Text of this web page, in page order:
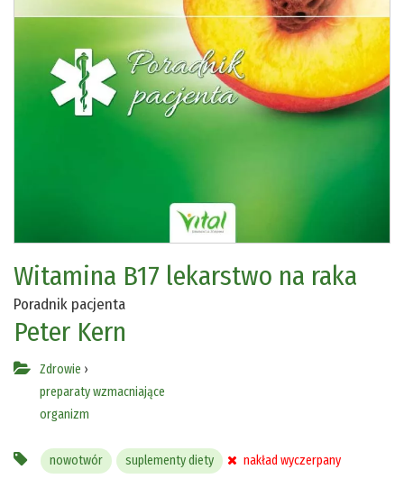
Witamina B17 lekarstwo na raka
Poradnik pacjenta
Peter Kern
Zdrowie ›
preparaty wzmacniające
organizm
nowotwór suplementy diety nakład wyczerpany